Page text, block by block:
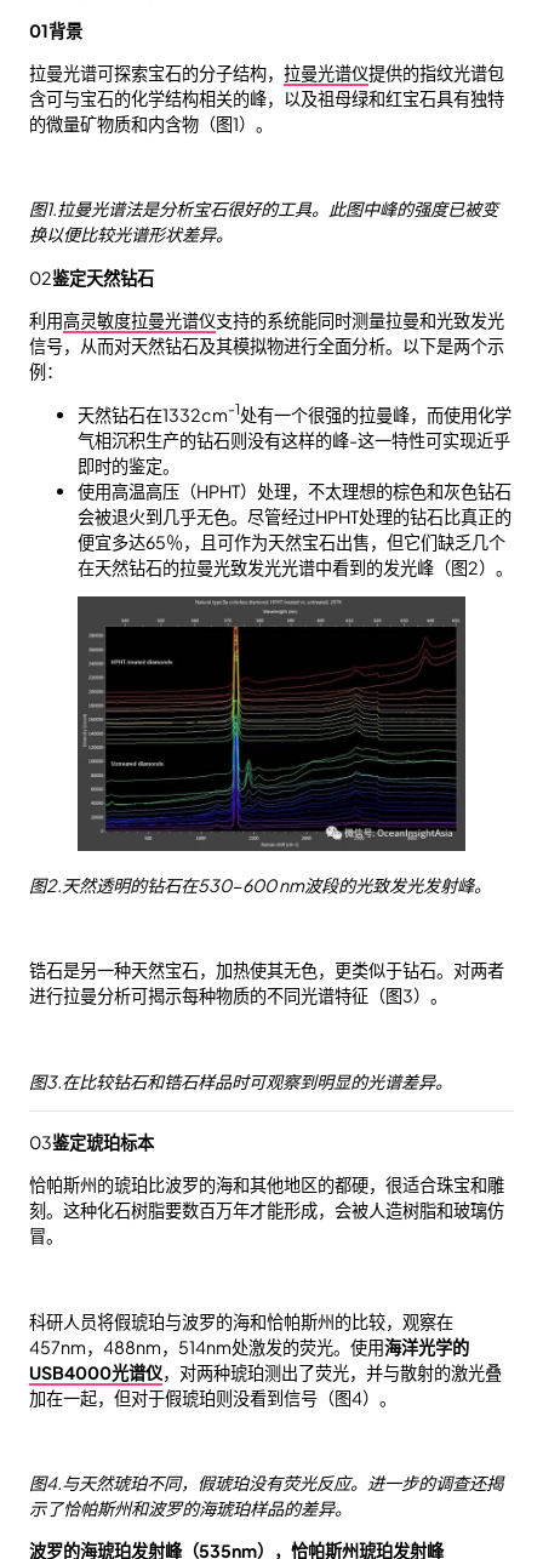
01背景
拉曼光谱可探索宝石的分子结构， 拉曼光谱仪提供的指纹光谱包
含可与宝石的化学结构相关的峰，以及祖母绿和红宝石具有独特
的微量矿物质和内含物（图1）。
图1.拉曼光谱法是分析宝石很好的工具。此图中峰的强度已被变
换以便比较光谱形状差异。
02鉴定天然钻石
利用高灵敏度拉曼光谱仪支持的系统能同时测量拉曼和光致发光
信号，从而对天然钻石及其模拟物进行全面分析。以下是两个示
例：
天然钻石在1332cm-1处有一个很强的拉曼峰，而使用化学
气相沉积生产的钻石则没有这样的峰-这一特性可实现近乎
即时的鉴定。
使用高温高压（HPHT）处理，不太理想的棕色和灰色钻石
会被退火到几乎无色。尽管经过HPHT处理的钻石比真正的
便宜多达65％，且可作为天然宝石出售，但它们缺乏几个
在天然钻石的拉曼光致发光光谱中看到的发光峰（图2）。
图2.天然透明的钻石在530-600 nm波段的光致发光发射峰。
锆石是另一种天然宝石，加热使其无色，更类似于钻石。对两者
进行拉曼分析可揭示每种物质的不同光谱特征（图3）。
图3.在比较钻石和锆石样品时可观察到明显的光谱差异。
03鉴定琥珀标本
恰帕斯州的琥珀比波罗的海和其他地区的都硬，很适合珠宝和雕
刻。这种化石树脂要数百万年才能形成，会被人造树脂和玻璃仿
冒。
科研人员将假琥珀与波罗的海和恰帕斯州的比较，观察在
457nm，488nm，514nm处激发的荧光。使用海洋光学的
USB4000光谱仪，对两种琥珀测出了荧光，并与散射的激光叠
加在一起，但对于假琥珀则没看到信号（图4）。
图4.与天然琥珀不同，假琥珀没有荧光反应。进一步的调查还揭
示了恰帕斯州和波罗的海琥珀样品的差异。
波罗的海琥珀发射峰（535nm），恰帕斯州琥珀发射峰